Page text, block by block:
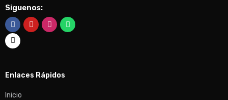
Siguenos:
Enlaces Rápidos
Inicio